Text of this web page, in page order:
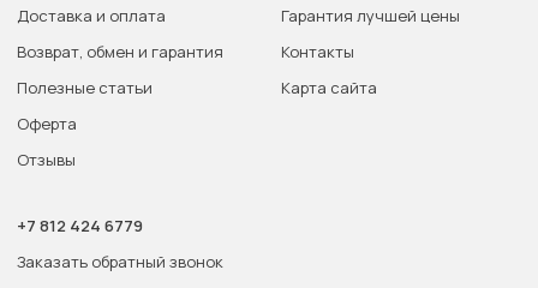
Доставка и оплата
Возврат, обмен и гарантия
Полезные статьи
Оферта
Отзывы
Гарантия лучшей цены
Контакты
Карта сайта
+7 812 424 6779
Заказать обратный звонок